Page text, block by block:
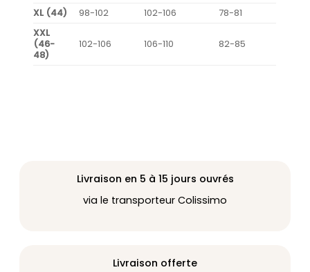
XL (44)
98-102 102-106
78-81
XXL
(46-
48)
102-106 106-110 82-85
Livraison en 5 à 15 jours ouvrés
via le transporteur Colissimo
Livraison offerte